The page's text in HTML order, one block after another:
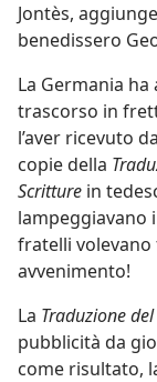
Jontès,
benedissero
La Germania
trascorso in
l’aver ricevuto
copie della
Scritture in
lampeggiavano
fratelli
avvenimento!
La Traduzione
pubblicità da
come risultato,